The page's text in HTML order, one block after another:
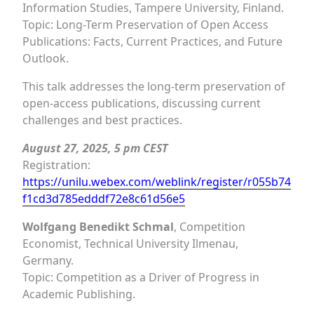
Information Studies, Tampere University, Finland.
Topic: Long-Term Preservation of Open Access
Publications: Facts, Current Practices, and Future
Outlook.
This talk addresses the long-term preservation of
open-access publications, discussing current
challenges and best practices.
August 27, 2025, 5 pm CEST
Registration:
https://unilu.webex.com/weblink/register/r055b74
f1cd3d785edddf72e8c61d56e5
Wolfgang Benedikt Schmal, Competition
Economist, Technical University Ilmenau,
Germany.
Topic: Competition as a Driver of Progress in
Academic Publishing.